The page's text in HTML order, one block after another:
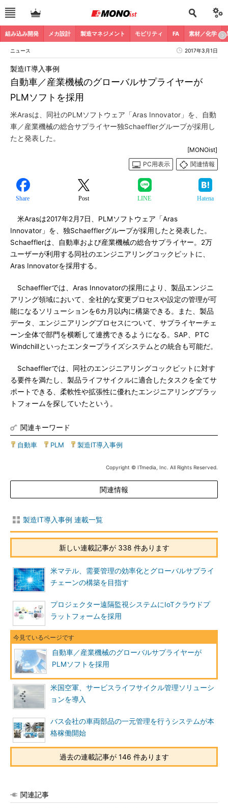
組み込み開発 メカ設計 製造マネジメント モビリティ FA 素材／化学
ニュース 2017年3月1日
自動車／産業機械のグローバルサプライヤーが
PLMソフトを採用
製造IT導入事例
米Arasは、同社のPLMソフトウェア「Aras Innovator」を、自動
車／産業機械の総合サプライヤー独Schaefflerグループが採用し
たと発表した。
[MONOist]
PC用表示
関連情報
Share Post LINE Hatena
米Arasは2017年2月7日、PLMソフトウェア「Aras
Innovator」を、独Schaefflerグループが採用したと発表した。
Schaefflerは、自動車および産業機械の総合サプライヤー。2万
ユーザーが利用する同社のエンジニアリングコックピットに、
Aras Innovatorを採用する。
Schaefflerでは、Aras Innovatorの採用により、製品エンジニ
アリング領域において、全社的な変更プロセスや設定の管理が可
能になるソリューションを6カ月以内に構築できる。また、製品
データ、エンジニアリングプロセスについて、サプライヤーチェ
ーン全体で部門を横断して連携できるようになる。SAP、PTC
Windchillといったエンタープライズシステムとの統合も可能だ。
Schaefflerでは、同社のエンジニアリングコックピットに対す
る要件を満たし、製品ライフサイクルに適合したタスクを全てサ
ポートできる、柔軟性や拡張性に優れたエンジニアリングプラッ
トフォームを探していたという。
関連キーワード
自動車 PLM 製造IT導入事例
Copyright © ITmedia, Inc. All Rights Reserved.
関連情報
製造IT導入事例 連載一覧
新しい連載記事が 338 件あります
米マテル、需要管理の効率化とグローバルサプライ
チェーンの構築を目指す
プロジェクター遠隔監視システムにIoTクラウドプ
ラットフォームを採用
自動車／産業機械のグローバルサプライヤーが
PLMソフトを採用
米国空軍、サービスライフサイクル管理ソリューシ
ョンを導入
バス会社の車両部品の一元管理を行うシステムが本
格稼働開始
過去の連載記事が 146 件あります
関連記事